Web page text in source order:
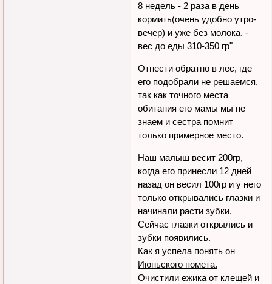
8 недель - 2 раза в день
кормить(очень удобно утро-
вечер) и уже без молока. -
вес до еды 310-350 гр"
Отнести обратно в лес, где
его подобрали не решаемся,
так как точного места
обитания его мамы мы не
знаем и сестра помнит
только примерное место.
Наш малыш весит 200гр,
когда его принесли 12 дней
назад он весил 100гр и у него
только открывались глазки и
начинали расти зубки.
Сейчас глазки открылись и
зубки появились.
Как я успела понять он
Июньского помета.
Очистили ежика от клещей и